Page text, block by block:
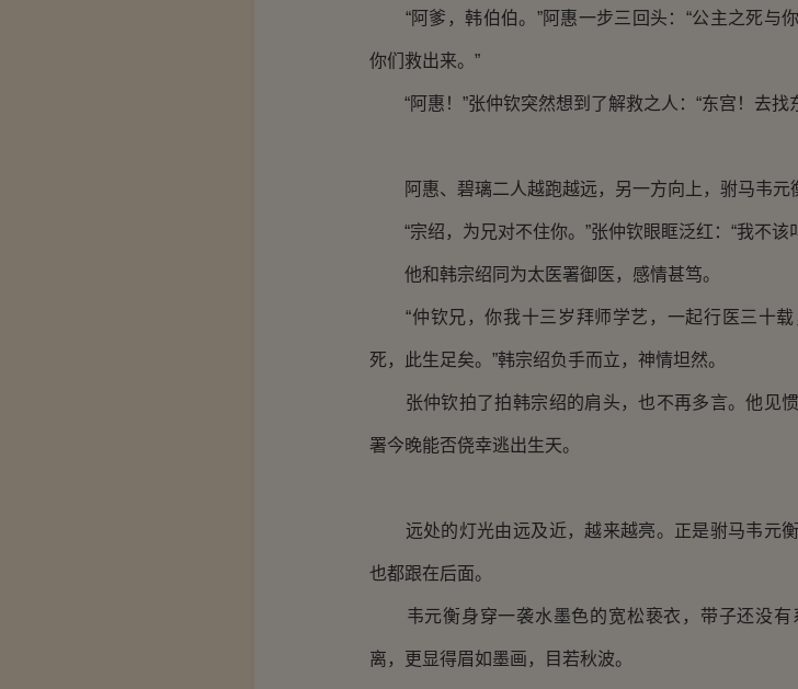
“阿爹，韩伯伯。”阿惠一步三回头：“公主之死与
你们救出来。”
“阿惠！”张仲钦突然想到了解救之人：“东宫！去找
阿惠、碧璃二人越跑越远，另一方向上，驸马韦元
“宗绍，为兄对不住你。”张仲钦眼眶泛红：“我不该
他和韩宗绍同为太医署御医，感情甚笃。
“仲钦兄，你我十三岁拜师学艺，一起行医三十载
死，此生足矣。”韩宗绍负手而立，神情坦然。
张仲钦拍了拍韩宗绍的肩头，也不再多言。他见惯
署今晚能否侥幸逃出生天。
远处的灯光由远及近，越来越亮。正是驸马韦元
也都跟在后面。
韦元衡身穿一袭水墨色的宽松亵衣，带子还没有
离，更显得眉如墨画，目若秋波。